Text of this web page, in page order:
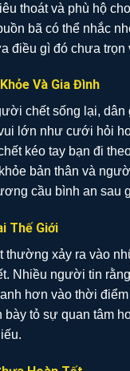
thoát và phù hộ
bã có thể nhắc
điều gì đó chưa trọn
Và Gia Đình
chết sống lại, dân
lớn như cưới hỏi
kéo tay bạn đi
bản thân và
cầu bình an sau
Thế Giới
thường xảy ra vào
Nhiều người tin
hơn vào thời
bày tỏ sự quan tâm